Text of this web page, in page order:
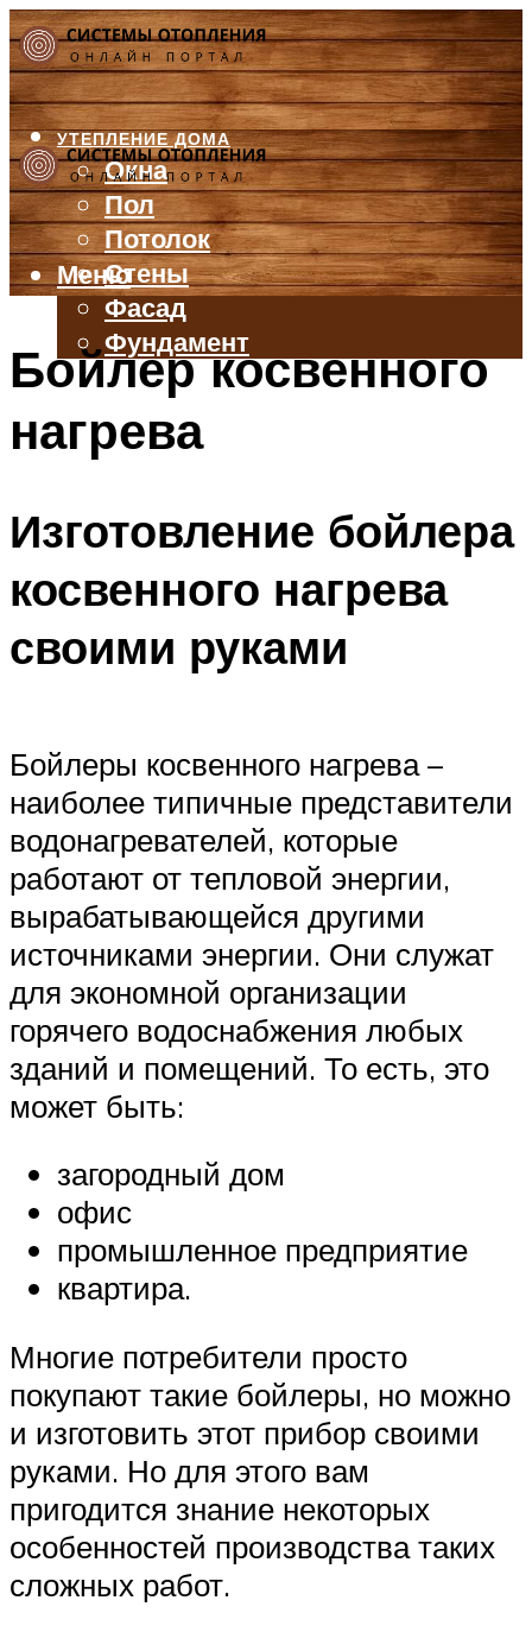
УТЕПЛЕНИЕ ДОМА
Окна
Пол
Потолок
Стены
Фасад
Фундамент
БАЛКОН И ЛОДЖИЯ
ВЕНТИЛЯЦИЯ
Меню
Бойлер косвенного
нагрева
Изготовление бойлера
косвенного нагрева
своими руками
Бойлеры косвенного нагрева –
наиболее типичные представители
водонагревателей, которые
работают от тепловой энергии,
вырабатывающейся другими
источниками энергии. Они служат
для экономной организации
горячего водоснабжения любых
зданий и помещений. То есть, это
может быть:
загородный дом
офис
промышленное предприятие
квартира.
Многие потребители просто
покупают такие бойлеры, но можно
и изготовить этот прибор своими
руками. Но для этого вам
пригодится знание некоторых
особенностей производства таких
сложных работ.